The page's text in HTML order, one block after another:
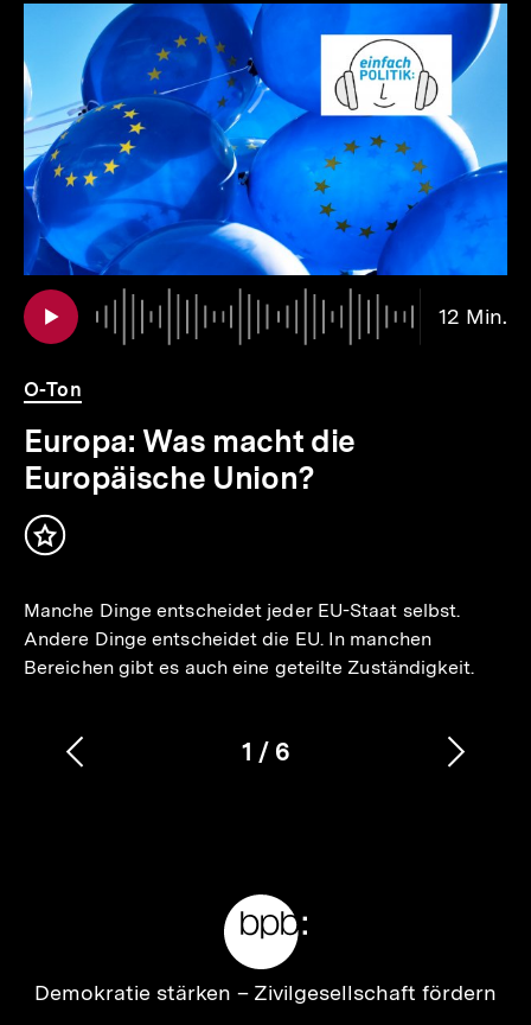
Inhaltskarousell
weitere
Inhalte
Inhaltskarussell
überspringen
12 Min.
O-Ton
Europa: Was macht die
Europäische Union?
Inhalt
Manche Dinge entscheidet jeder EU-Staat selbst.
Andere Dinge entscheidet die EU. In manchen
Bereichen gibt es auch eine geteilte Zuständigkeit.
Karussellinhalt
1
von
/ 6
Vorherigen
Zur
Demokratie stärken – Zivilgesellschaft fördern